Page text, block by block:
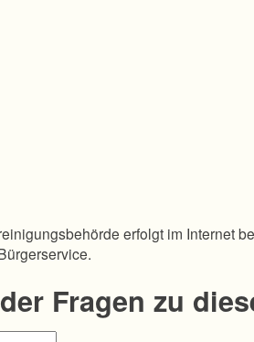
erfolgt im Internet
Fragen zu